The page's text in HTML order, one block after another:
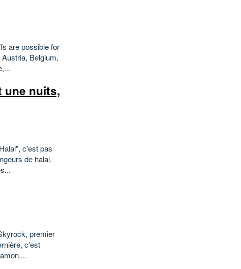
are possible for
Belgium,
une nuits,
c'est pas
de halal.
premier
c'est